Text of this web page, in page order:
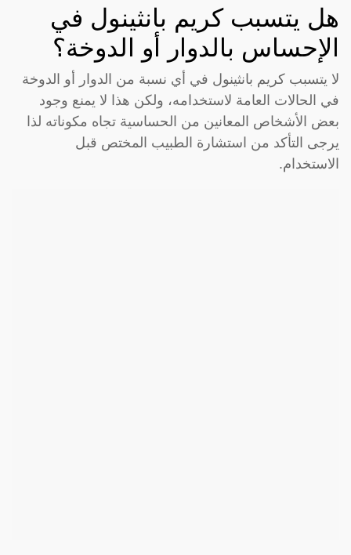
هل يتسبب كريم بانثينول في
الإحساس بالدوار أو الدوخة؟
لا يتسبب كريم بانثينول في أي نسبة من الدوار أو الدوخة
في الحالات العامة لاستخدامه، ولكن هذا لا يمنع وجود
بعض الأشخاص المعانين من الحساسية تجاه مكوناته لذا
يرجى التأكد من استشارة الطبيب المختص قبل
الاستخدام.